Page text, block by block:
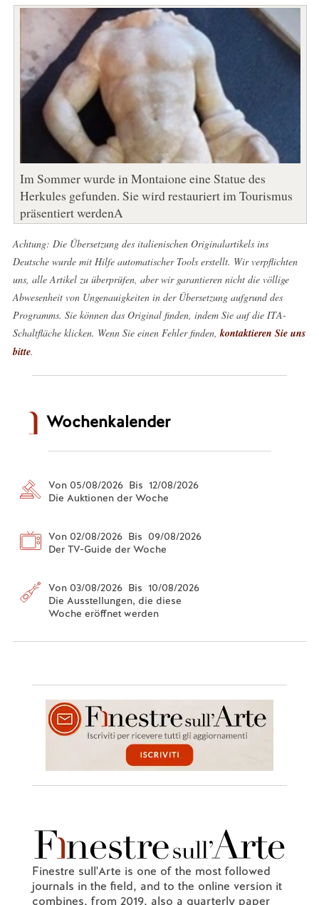
Im Sommer wurde in Montaione eine Statue des
Herkules gefunden. Sie wird restauriert im Tourismus
präsentiert werdenA
Achtung: Die Übersetzung des italienischen Originalartikels ins
Deutsche wurde mit Hilfe automatischer Tools erstellt. Wir verpflichten
uns, alle Artikel zu überprüfen, aber wir garantieren nicht die völlige
Abwesenheit von Ungenauigkeiten in der Übersetzung aufgrund des
Programms. Sie können das Original finden, indem Sie auf die ITA-
Schaltfläche klicken. Wenn Sie einen Fehler finden,kontaktieren Sie uns
bitte.
Wochenkalender
Von 05/08/2026 Bis 12/08/2026
Die Auktionen der Woche
Von 02/08/2026 Bis 09/08/2026
Der TV-Guide der Woche
Von 03/08/2026 Bis 10/08/2026
Die Ausstellungen, die diese
Woche eröffnet werden
Finestre sull'Arte is one of the most followed
journals in the field, and to the online version it
combines, from 2019, also a quarterly paper